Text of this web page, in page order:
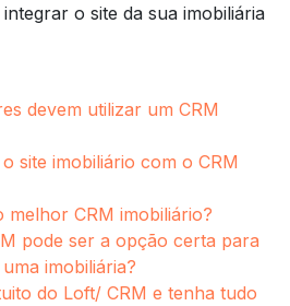
o site da sua imobiliária
devem utilizar um CRM
site imobiliário com o CRM
melhor CRM imobiliário?
pode ser a opção certa para
imobiliária?
do Loft/ CRM e tenha tudo